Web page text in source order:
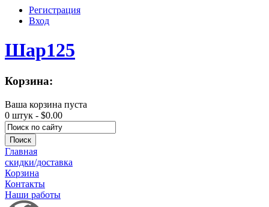
Регистрация
Вход
Шар125
Корзина:
Ваша корзина пуста
0 штук - $0.00
Главная
скидки/доставка
Корзина
Контакты
Наши работы